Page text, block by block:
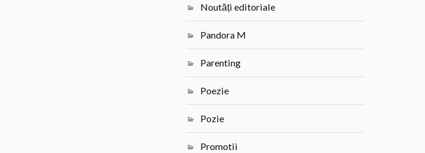
Noutăți editoriale
Pandora M
Parenting
Poezie
Pozie
Promotii